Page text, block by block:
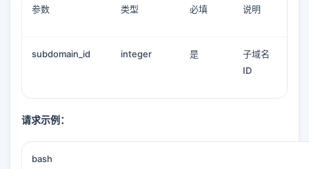
参数 类型 必填 说明
subdomain_id integer 是
子域名
ID
请求示例：
bash